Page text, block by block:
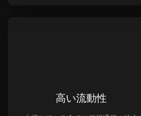
高い流動性